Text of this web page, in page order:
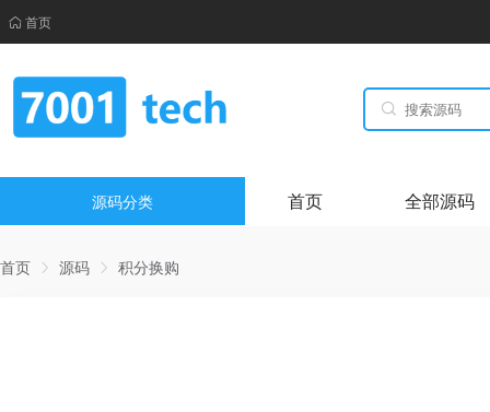
首页
源码分类 首页 全部源码
首页 源码 积分换购